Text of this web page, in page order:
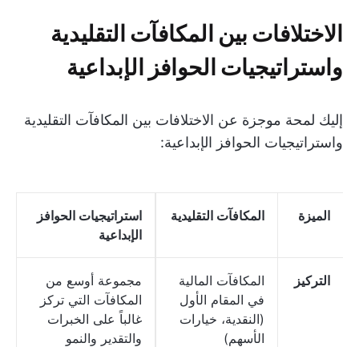
الاختلافات بين المكافآت التقليدية
واستراتيجيات الحوافز الإبداعية
إليك لمحة موجزة عن الاختلافات بين المكافآت التقليدية
واستراتيجيات الحوافز الإبداعية:
الميزة المكافآت التقليدية
استراتيجيات الحوافز
الإبداعية
التركيز
المكافآت المالية
في المقام الأول
(النقدية، خيارات
الأسهم)
مجموعة أوسع من
المكافآت التي تركز
غالباً على الخبرات
والتقدير والنمو